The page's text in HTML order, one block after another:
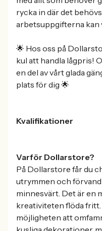
rycka in där det
arbetsuppgifterna kan
🌟 Hos oss på
kul att handla lågpris!
en del av vårt glada
plats för dig 🌟
Kvalifikationer
Varför Dollarstore?
På Dollarstore får du
utrymmen och
minnesvärt. Det är en
kreativiteten flöda
möjligheten att